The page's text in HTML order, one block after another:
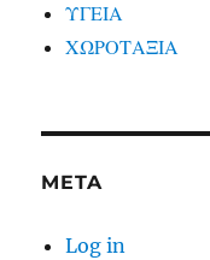
ΥΓΕΙΑ
ΧΩΡΟΤΑΞΙΑ
META
Log in